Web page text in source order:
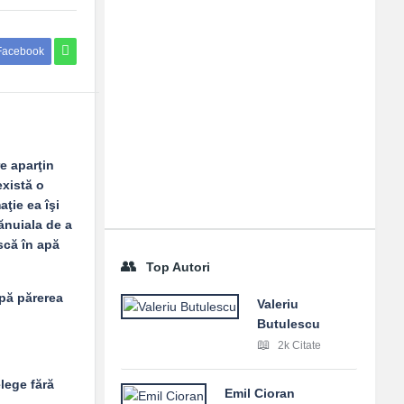
aparţin
o
ea îşi
de a
în apă
părerea
fără
Top Autori
Valeriu
Butulescu
2k Citate
Emil Cioran